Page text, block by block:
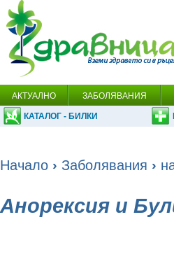
АКТУАЛНО ЗАБОЛЯВАНИЯ
КАТАЛОГ - БИЛКИ
Начало › Заболявания ›
Анорексия и